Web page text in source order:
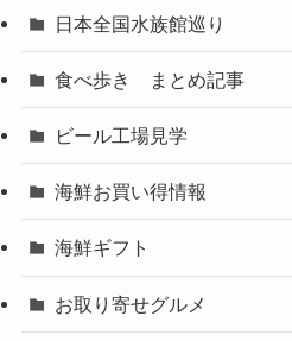
日本全国水族館巡り
食べ歩き まとめ記事
ビール工場見学
海鮮お買い得情報
海鮮ギフト
お取り寄せグルメ